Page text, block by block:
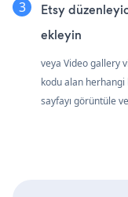
Etsy
ekleyin
veya Video gallery
kodu alan herhangi
sayfayı görüntüle